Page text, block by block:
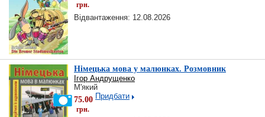
грн.
Відвантаження: 12.08.2026
Німецька мова у малюнках. Розмовник
Ігор Андрущенко
М'який
75.00
грн.
Придбати